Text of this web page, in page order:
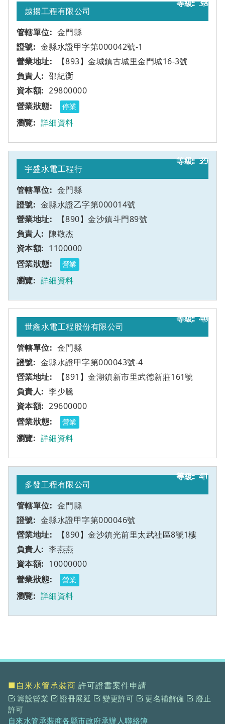
38
越揚工程有限公司
金門縣
金縣水證甲字第000042號-1
【893】金城鎮古城里金門城16-3號
甲
邵紀𧗾
29800000
停業
詳細資料
39
宇盛水電工程行
金門縣
金縣水證乙字第000014號
【890】金沙鎮斗門89號
乙
陳敬杰
1100000
營業
詳細資料
40
世鑫水電工程股份有限公司
金門縣
金縣水證甲字第000043號-4
【891】金湖鎮新市里武德新莊161號
甲
李少騰
29600000
營業
詳細資料
41
多發工程有限公司
金門縣
金縣水證甲字第000046號
【890】金沙鎮光前里太武社區8號1樓
甲
李燕燕
10000000
營業
詳細資料
■自來水管承裝商 許可證書案件申請
籌設營業 證冊展延 變更許可 更名補解僱
廢止
許可
自來水管承裝商各縣市政府承辦人聯絡簿